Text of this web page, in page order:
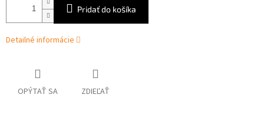
Pridať do košíka
Detailné informácie
OPÝTAŤ SA ZDIEĽAŤ